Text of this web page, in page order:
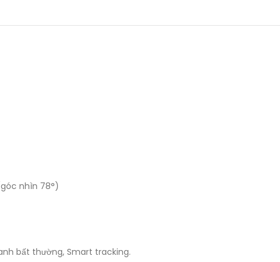
nhìn 78°)
bất thường, Smart tracking.